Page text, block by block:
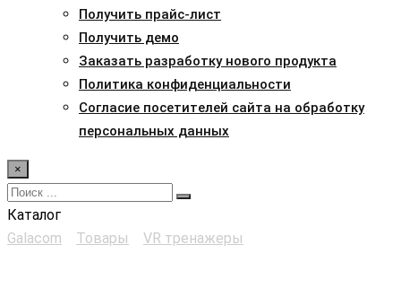
Получить прайс-лист
Получить демо
Заказать разработку нового продукта
Политика конфиденциальности
Согласие посетителей сайта на обработку
персональных данных
×
Каталог
Galacom
Товары VR тренажеры